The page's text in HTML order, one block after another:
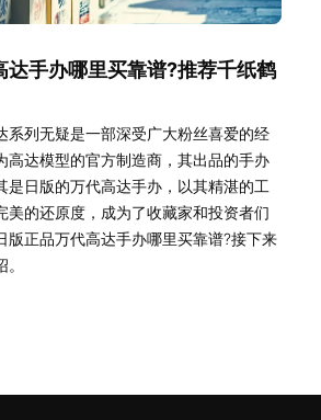
达手办哪里买靠谱?推荐千纸鹤
系列无疑是一部深受广大粉丝喜爱的经
高达模型的官方制造商，其出品的手办
是日版的万代高达手办，以其精湛的工
美的还原度，成为了收藏家和投资者们
版正品万代高达手办哪里买靠谱?接下来